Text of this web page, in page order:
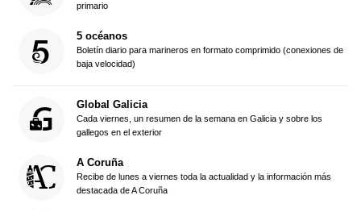
primario
5 océanos
Boletín diario para marineros en formato comprimido (conexiones de
baja velocidad)
Global Galicia
Cada viernes, un resumen de la semana en Galicia y sobre los
gallegos en el exterior
A Coruña
Recibe de lunes a viernes toda la actualidad y la información más
destacada de A Coruña